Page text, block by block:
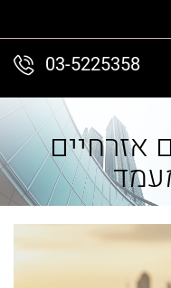
03-5225358
אזרחיים